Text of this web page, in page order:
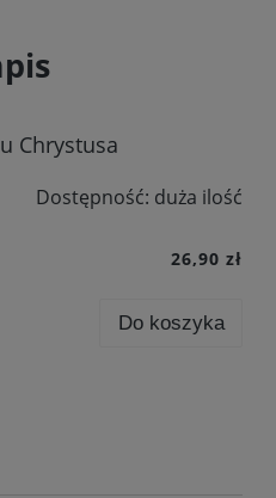
Chrystusa
Dostępność: duża ilość
26,90 zł
Do koszyka